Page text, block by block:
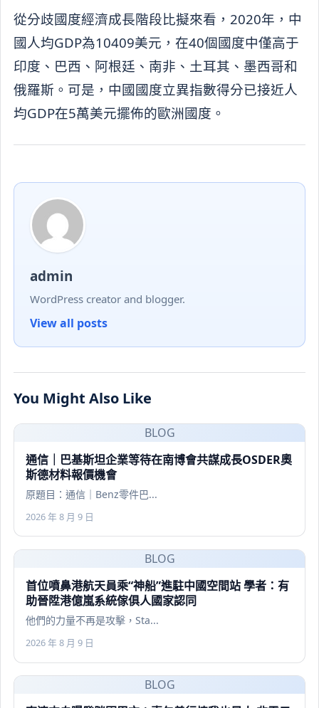
從分歧國度經濟成長階段比擬來看，2020年，中
國人均GDP為10409美元，在40個國度中僅高于
印度、巴西、阿根廷、南非、土耳其、墨西哥和
俄羅斯。可是，中國國度立異指數得分已接近人
均GDP在5萬美元擺佈的歐洲國度。
admin
WordPress creator and blogger.
View all posts
You Might Also Like
BLOG
通信｜巴基斯坦企業等待在南博會共謀成長OSDER奧
斯德材料報價機會
原題目：通信｜Benz零件巴...
2026 年 8 月 9 日
BLOG
首位噴鼻港航天員乘“神船”進駐中國空間站 學者：有
助晉陞港億嵐系統傢俱人國家認同
他們的力量不再是攻擊，Sta...
2026 年 8 月 9 日
BLOG